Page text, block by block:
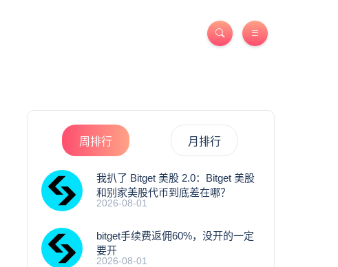
周排行 月排行
我扒了 Bitget 美股 2.0：Bitget 美股
和别家美股代币到底差在哪？
2026-08-01
bitget手续费返佣60%，没开的一定
要开
2026-08-01